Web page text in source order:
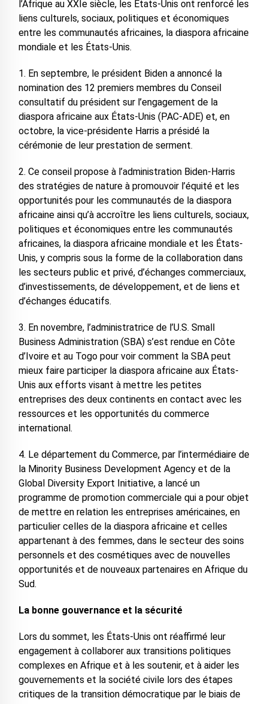
l’Afrique au XXIe siècle, les États-Unis ont renforcé les
liens culturels, sociaux, politiques et économiques
entre les communautés africaines, la diaspora africaine
mondiale et les États-Unis.
1. En septembre, le président Biden a annoncé la
nomination des 12 premiers membres du Conseil
consultatif du président sur l’engagement de la
diaspora africaine aux États-Unis (PAC-ADE) et, en
octobre, la vice-présidente Harris a présidé la
cérémonie de leur prestation de serment.
2. Ce conseil propose à l’administration Biden-Harris
des stratégies de nature à promouvoir l’équité et les
opportunités pour les communautés de la diaspora
africaine ainsi qu’à accroître les liens culturels, sociaux,
politiques et économiques entre les communautés
africaines, la diaspora africaine mondiale et les États-
Unis, y compris sous la forme de la collaboration dans
les secteurs public et privé, d’échanges commerciaux,
d’investissements, de développement, et de liens et
d’échanges éducatifs.
3. En novembre, l’administratrice de l’U.S. Small
Business Administration (SBA) s’est rendue en Côte
d’Ivoire et au Togo pour voir comment la SBA peut
mieux faire participer la diaspora africaine aux États-
Unis aux efforts visant à mettre les petites
entreprises des deux continents en contact avec les
ressources et les opportunités du commerce
international.
4. Le département du Commerce, par l’intermédiaire de
la Minority Business Development Agency et de la
Global Diversity Export Initiative, a lancé un
programme de promotion commerciale qui a pour objet
de mettre en relation les entreprises américaines, en
particulier celles de la diaspora africaine et celles
appartenant à des femmes, dans le secteur des soins
personnels et des cosmétiques avec de nouvelles
opportunités et de nouveaux partenaires en Afrique du
Sud.
La bonne gouvernance et la sécurité
Lors du sommet, les États-Unis ont réaffirmé leur
engagement à collaborer aux transitions politiques
complexes en Afrique et à les soutenir, et à aider les
gouvernements et la société civile lors des étapes
critiques de la transition démocratique par le biais de